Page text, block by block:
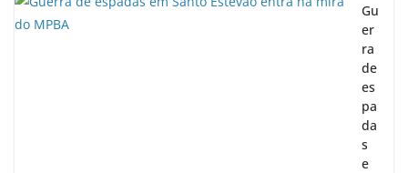
Gu
er
ra
de
es
pa
da
s
e